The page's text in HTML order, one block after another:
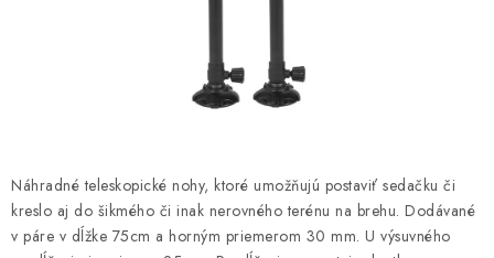
NAVIJAKY
PRÚTY
Náhradné teleskopické nohy, ktoré umožňujú postaviť sedačku či
kreslo aj do šikmého či inak nerovného terénu na brehu. Dodávané
v páre v dĺžke 75cm a horným priemerom 30 mm. U výsuvného